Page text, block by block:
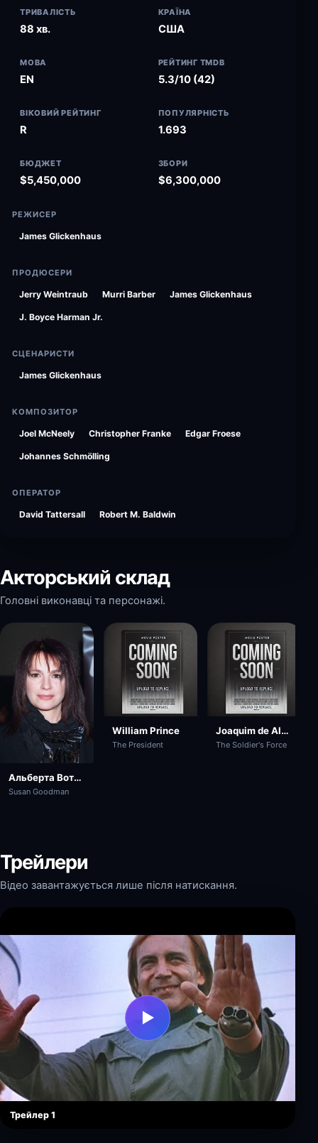
ТРИВАЛІСТЬ
88 хв.
КРАЇНА
США
МОВА
EN
РЕЙТИНГ TMDB
5.3/10 (42)
ВІКОВИЙ РЕЙТИНГ
R
ПОПУЛЯРНІСТЬ
1.693
БЮДЖЕТ
$5,450,000
ЗБОРИ
$6,300,000
РЕЖИСЕР
James Glickenhaus
ПРОДЮСЕРИ
Jerry Weintraub Murri Barber James Glickenhaus
J. Boyce Harman Jr.
СЦЕНАРИСТИ
James Glickenhaus
КОМПОЗИТОР
Joel McNeely Christopher Franke Edgar Froese
Johannes Schmölling
ОПЕРАТОР
David Tattersall Robert M. Baldwin
Акторський склад
Головні виконавці та персонажі.
Альберта Вотсон
Susan Goodman
William Prince
The President
Joaquim de Almeida
The Soldier's Force
Трейлери
Відео завантажується лише після натискання.
▶
Трейлер 1